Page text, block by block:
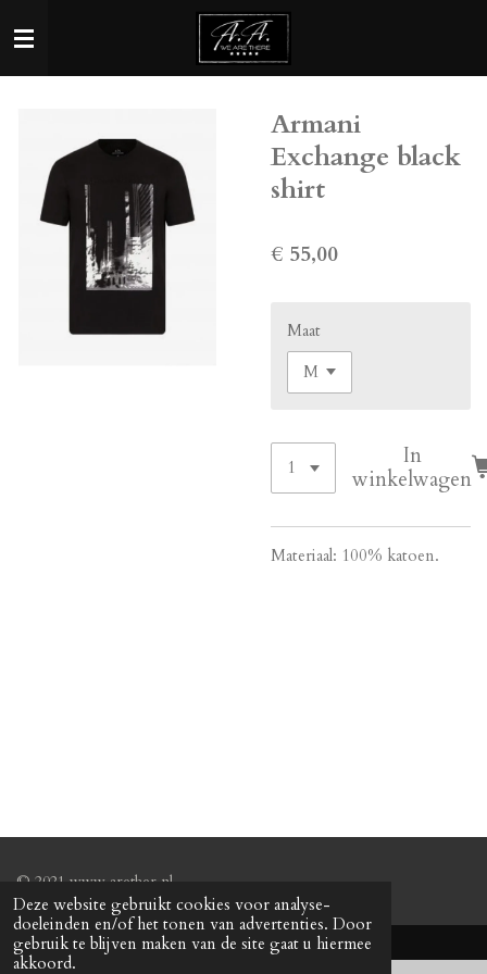
Deze website gebruikt cookies voor analyse-
doeleinden en/of het tonen van advertenties. Door
gebruik te blijven maken van de site gaat u hiermee
akkoord.
direct
Armani
Exchange black
shirt
€ 55,00
Maat
In
winkelwagen
Materiaal: 100% katoen.
© 2021 www.arether.nl